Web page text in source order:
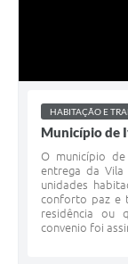
HABITAÇÃO E
Município de
O município
entrega da
unidades
conforto paz e
residência ou
convenio foi